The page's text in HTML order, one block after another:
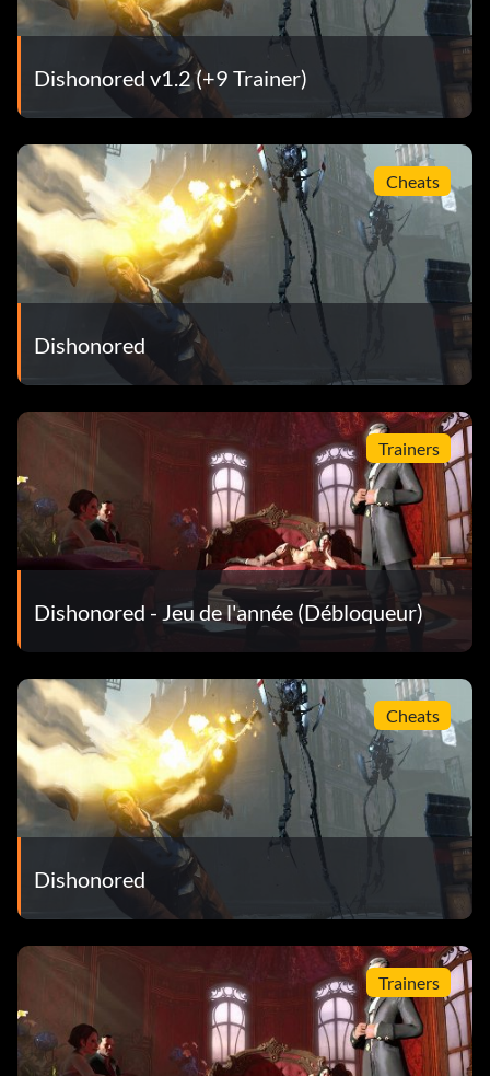
Dishonored v1.2 (+9 Trainer)
Cheats
Dishonored
Trainers
Dishonored - Jeu de l'année (Débloqueur)
Cheats
Dishonored
Trainers